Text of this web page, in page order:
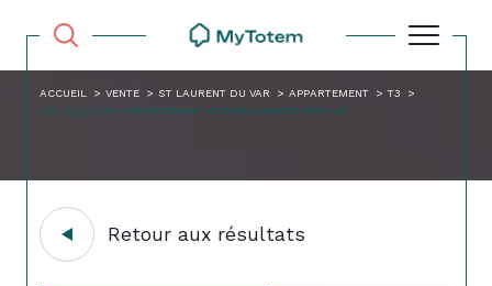
ACCUEIL VENTE ST LAURENT DU VAR APPARTEMENT
T3
LES JAQUONS APPARTEMENT INTEGRALEMENT RENOVE
Retour aux résultats